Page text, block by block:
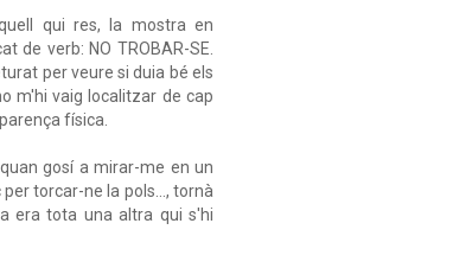
qui res, la mostra en
de verb: NO TROBAR-SE.
per veure si duia bé els
m'hi vaig localitzar de cap
física.
gosí a mirar-me en un
torcar-ne la pols..., tornà
era tota una altra qui s'hi